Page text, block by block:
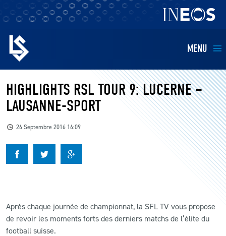
MENU
EQUIPES
BILLETTERIE
KIDS
RESTAURATION
HIGHLIGHTS RSL TOUR 9: LUCERNE –
LAUSANNE-SPORT
26 Septembre 2016 16:09
Après chaque journée de championnat, la SFL TV vous propose
de revoir les moments forts des derniers matchs de l’élite du
football suisse.